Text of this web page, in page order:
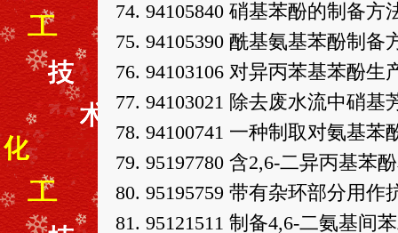
74. 94105840 硝基苯酚的制备方
75. 94105390 酰基氨基苯酚制备
76. 94103106 对异丙苯基苯酚
77. 94103021 除去废水流中硝
78. 94100741 一种制取对氨基苯
79. 95197780 含2,6-二异丙基苯
80. 95195759 带有杂环部分用
81. 95121511 制备4,6-二氨基间